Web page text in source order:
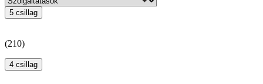
5 csillag
(210)
4 csillag